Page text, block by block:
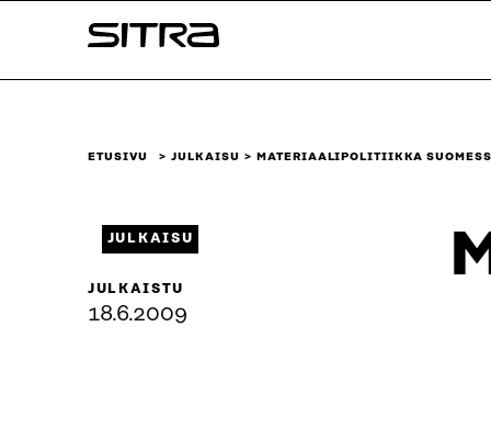
sisältöön
Sitra
ETUSIVU JULKAISU MATERIAALIPOLITIIKKA
JULKAISU
JULKAISTU
18.6.2009